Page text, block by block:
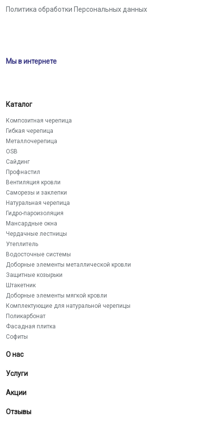
Политика обработки Персональных данных
Мы в интернете
Каталог
Композитная черепица
Гибкая черепица
Металлочерепица
OSB
Сайдинг
Профнастил
Вентиляция кровли
Саморезы и заклепки
Натуральная черепица
Гидро-пароизоляция
Мансардные окна
Чердачные лестницы
Утеплитель
Водосточные системы
Доборные элементы металлической кровли
Защитные козырьки
Штакетник
Доборные элементы мягкой кровли
Комплектующие для натуральной черепицы
Поликарбонат
Фасадная плитка
Софиты
О нас
Услуги
Акции
Отзывы